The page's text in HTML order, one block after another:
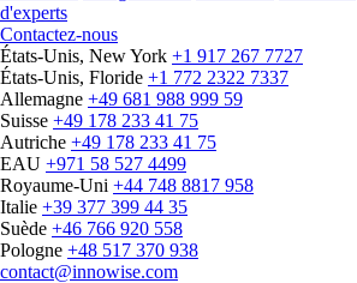
d'experts
Contactez-nous
États-Unis, New York +1 917 267 7727
États-Unis, Floride +1 772 2322 7337
Allemagne +49 681 988 999 59
Suisse +49 178 233 41 75
Autriche +49 178 233 41 75
EAU +971 58 527 4499
Royaume-Uni +44 748 8817 958
Italie +39 377 399 44 35
Suède +46 766 920 558
Pologne +48 517 370 938
contact@innowise.com